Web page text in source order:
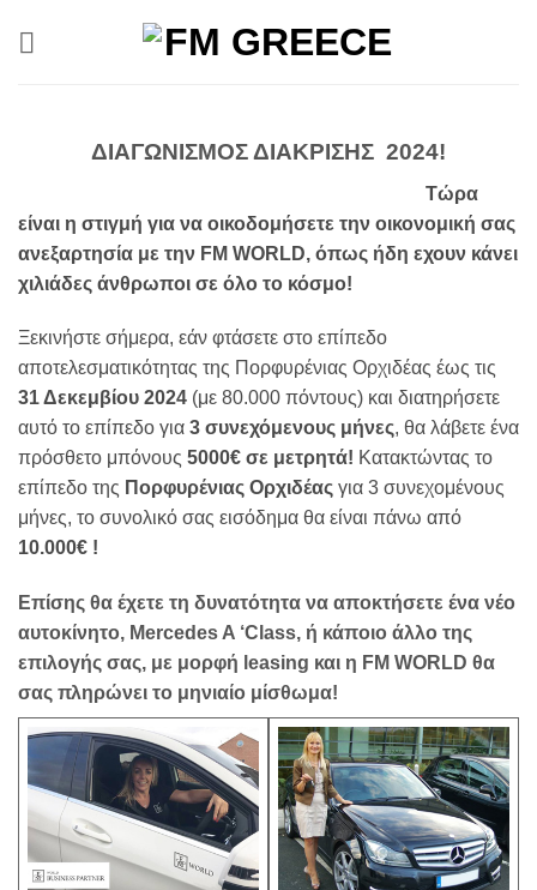
ΔΙΑΓΩΝΙΣΜΟΣ ΔΙΑΚΡΙΣΗΣ 2024!
Τώρα
είναι η στιγμή για να οικοδομήσετε την οικονομική σας
ανεξαρτησία με την FM WORLD, όπως ήδη εχουν κάνει
χιλιάδες άνθρωποι σε όλο το κόσμο!
Ξεκινήστε σήμερα, εάν φτάσετε στο επίπεδο
αποτελεσματικότητας της Πορφυρένιας Ορχιδέας έως τις
31 Δεκεμβίου 2024 (με 80.000 πόντους) και διατηρήσετε
αυτό το επίπεδο για 3 συνεχόμενους μήνες, θα λάβετε ένα
πρόσθετο μπόνους 5000€ σε μετρητά! Κατακτώντας το
επίπεδο της Πορφυρένιας Ορχιδέας για 3 συνεχομένους
μήνες, το συνολικό σας εισόδημα θα είναι πάνω από
10.000€ !
Επίσης θα έχετε τη δυνατότητα να αποκτήσετε ένα νέο
αυτοκίνητο, Mercedes A ‘Class, ή κάποιο άλλο της
επιλογής σας, με μορφή leasing και η FM WORLD θα
σας πληρώνει το μηνιαίο μίσθωμα!